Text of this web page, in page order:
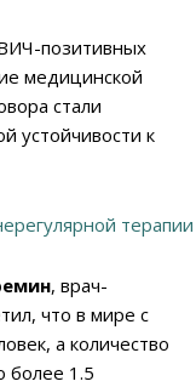
позитивных
медицинской
стали
устойчивости к
, врач-
что в мире с
а количество
более 1.5